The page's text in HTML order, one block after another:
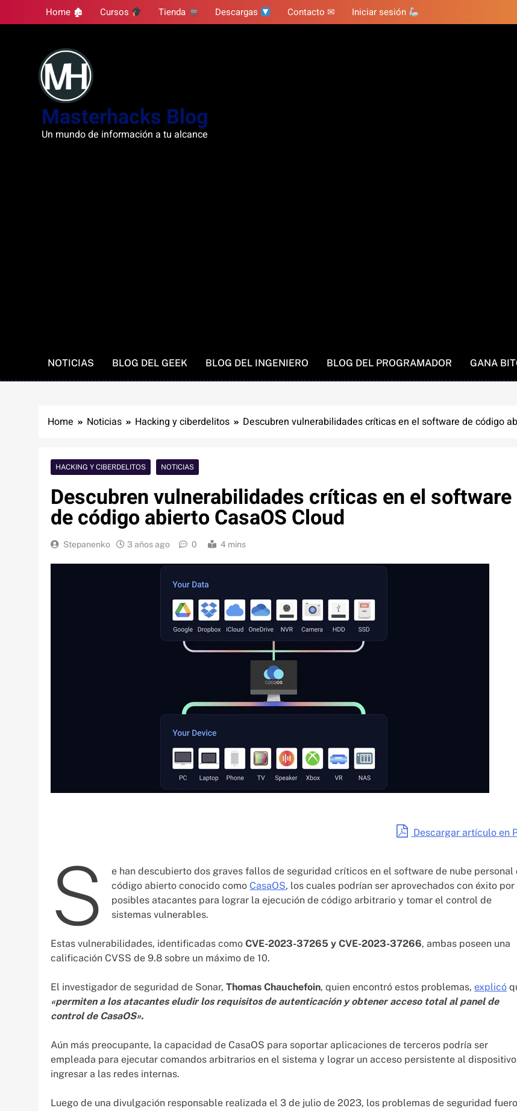
to
Home 🏚 Cursos Tienda Descargas Contacto ✉ Iniciar sesión
Masterhacks Blog
Un mundo de información a tu alcance
NOTICIAS BLOG DEL GEEK BLOG DEL INGENIERO BLOG DEL PROGRAMADOR GANA
Home Noticias Hacking y ciberdelitos Descubren vulnerabilidades críticas en el software de código
HACKING Y CIBERDELITOS NOTICIAS
Descubren vulnerabilidades críticas en el software
de código abierto CasaOS Cloud
Stepanenko 3 años ago 0 4 mins
Descargar artículo en
S
e han descubierto dos graves fallos de seguridad críticos en el software de nube personal
código abierto conocido como CasaOS, los cuales podrían ser aprovechados con éxito por
posibles atacantes para lograr la ejecución de código arbitrario y tomar el control de
sistemas vulnerables.
Estas vulnerabilidades, identificadas como CVE-2023-37265 y CVE-2023-37266, ambas poseen una
calificación CVSS de 9.8 sobre un máximo de 10.
El investigador de seguridad de Sonar, Thomas Chauchefoin, quien encontró estos problemas, explicó
«permiten a los atacantes eludir los requisitos de autenticación y obtener acceso total al panel de
control de CasaOS».
Aún más preocupante, la capacidad de CasaOS para soportar aplicaciones de terceros podría ser
empleada para ejecutar comandos arbitrarios en el sistema y lograr un acceso persistente al
ingresar a las redes internas.
Luego de una divulgación responsable realizada el 3 de julio de 2023, los problemas de seguridad